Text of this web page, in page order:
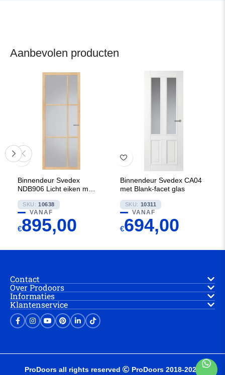
Aanbevolen producten
Binnendeur Svedex
NDB906 Licht eiken met
SKU: 10638
VANAF
€895,00
Binnendeur Svedex CA04
met Blank-facet glas
SKU: 10311
VANAF
€694,00
Contact
Over Prodoors
Informaties
Klantenservice
ProDoors all rights reserved ProDoors 2018-2025